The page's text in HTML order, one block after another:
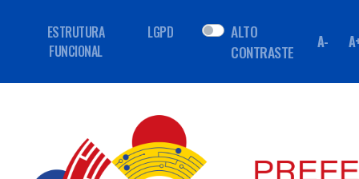
ESTRUTURA
FUNCIONAL
LGPD
ALTO
CONTRASTE
A-